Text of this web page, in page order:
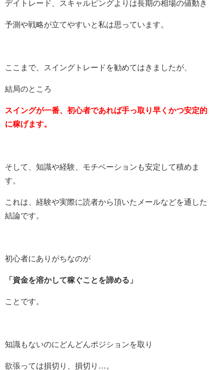
デイトレード、スキャルピングよりは長期の相場の値動き
予測や戦略が立てやすいと私は思っています。
ここまで、スイングトレードを勧めてはきましたが、
結局のところ
スイングが一番、初心者であれば手っ取り早くかつ安定的
に稼げます。
そして、知識や経験、モチベーションも安定して積めま
す。
これは、経験や実際に読者から頂いたメールなどを通した
結論です。
初心者にありがちなのが
「資金を溶かして稼ぐことを諦める」
ことです。
知識もないのにどんどんポジションを取り
欲張っては損切り、損切り…。